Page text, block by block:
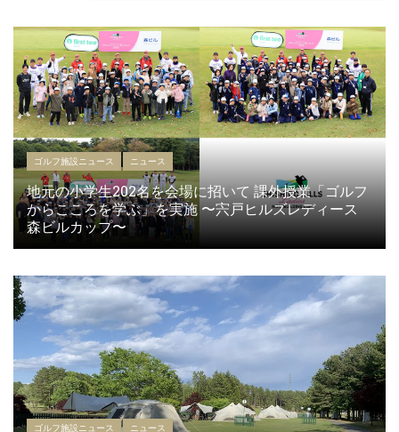
ゴルフ施設ニュース ニュース
地元の小学生202名を会場に招いて 課外授業「ゴルフ
からこころを学ぶ」を実施 〜宍戸ヒルズレディース
森ビルカップ〜
ゴルフ施設ニュース ニュース